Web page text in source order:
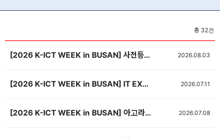
총 32건
[2026 K-ICT WEEK in BUSAN] 사전등록 OPEN! 🎉 2026.08.03
[2026 K-ICT WEEK in BUSAN] IT EXPO BUSAN 2026 우수기업 해외바이어 초청 지원사업 공고 2026.07.11
[2026 K-ICT WEEK in BUSAN] 아고라(기술발표회장) 신청서 제출(~8/14, 선착순 마감) 2026.07.08